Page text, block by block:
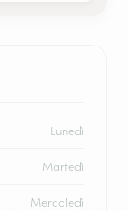
Lunedì
Martedì
Mercoledì